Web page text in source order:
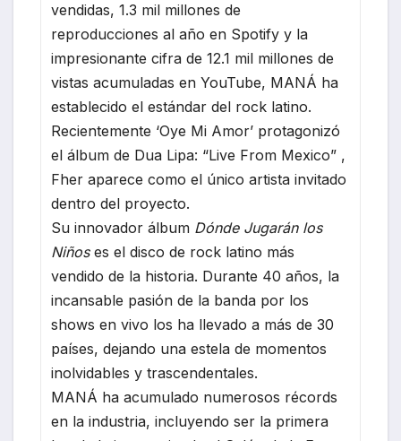
vendidas, 1.3 mil millones de
reproducciones al año en Spotify y la
impresionante cifra de 12.1 mil millones de
vistas acumuladas en YouTube, MANÁ ha
establecido el estándar del rock latino.
Recientemente ‘Oye Mi Amor’ protagonizó
el álbum de Dua Lipa: “Live From Mexico” ,
Fher aparece como el único artista invitado
dentro del proyecto.
Su innovador álbum Dónde Jugarán los
Niñoses el disco de rock latino más
vendido de la historia. Durante 40 años, la
incansable pasión de la banda por los
shows en vivo los ha llevado a más de 30
países, dejando una estela de momentos
inolvidables y trascendentales.
MANÁ ha acumulado numerosos récords
en la industria, incluyendo ser la primera